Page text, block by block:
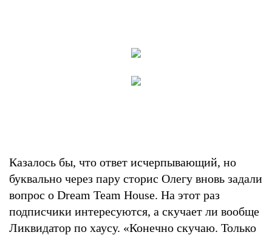
Казалось бы, что ответ исчерпывающий, но
буквально через пару сторис Олегу вновь задали
вопрос о Dream Team House. На этот раз
подписчики интересуются, а скучает ли вообще
Ликвидатор по хаусу. «Конечно скучаю. Только